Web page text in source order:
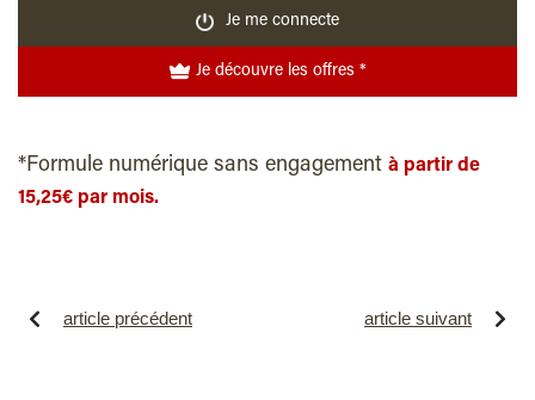
Je me connecte
Je découvre les offres *
*Formule numérique sans engagement à partir de
15,25€ par mois.
article précédent article suivant